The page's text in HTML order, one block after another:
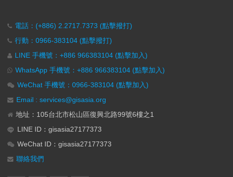
電話：(+886) 2.2717.7373 (點擊撥打)
行動：0966-383104 (點擊撥打)
LINE 手機號：+886 966383104 (點擊加入)
WhatsApp 手機號：+886 966383104 (點擊加入)
WeChat 手機號：0966-383104 (點擊加入)
Email : services@gisasia.org
地址：105台北市松山區復興北路99號6樓之1
LINE ID：gisasia27177373
WeChat ID：gisasia27177373
聯絡我們